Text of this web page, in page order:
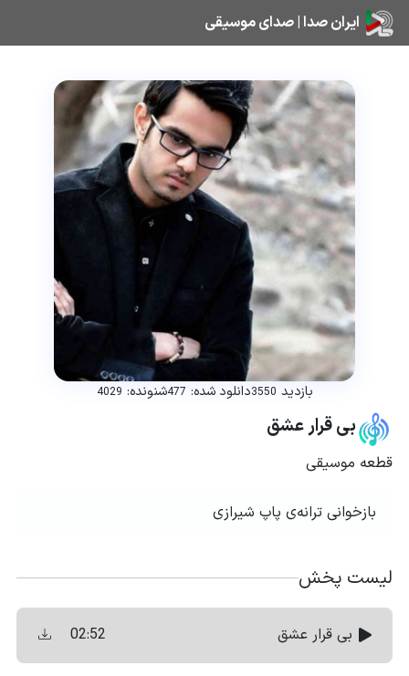
ایران صدا | صدای موسیقی
بازدید 3550دانلود شده: 477شنونده: 4029
بی قرار عشق
قطعه موسیقی
بازخوانی ترانه‌ی پاپ شیرازی
لیست پخش
بی قرار عشق 02:52